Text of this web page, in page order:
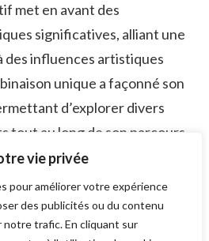
vie privée
pour améliorer votre expérience
des publicités ou du contenu
notre trafic. En cliquant sur
met en avant des
significatives, alliant une
influences artistiques
unique a façonné son
d’explorer divers
tout au long de son parcours